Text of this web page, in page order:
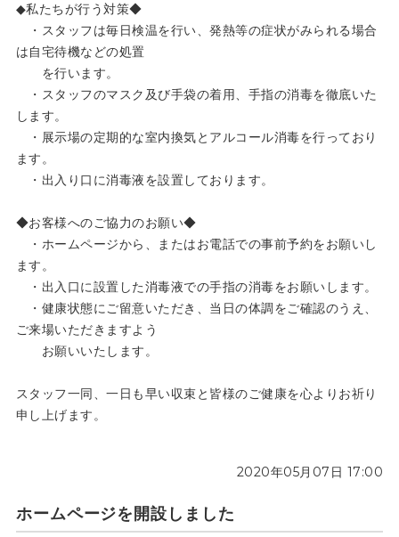
◆私たちが行う対策◆
・スタッフは毎日検温を行い、発熱等の症状がみられる場合
は自宅待機などの処置
を行います。
・スタッフのマスク及び手袋の着用、手指の消毒を徹底いた
します。
・展示場の定期的な室内換気とアルコール消毒を行っており
ます。
・出入り口に消毒液を設置しております。
◆お客様へのご協力のお願い◆
・ホームページから、またはお電話での事前予約をお願いし
ます。
・出入口に設置した消毒液での手指の消毒をお願いします。
・健康状態にご留意いただき、当日の体調をご確認のうえ、
ご来場いただきますよう
お願いいたします。
スタッフ一同、一日も早い収束と皆様のご健康を心よりお祈り
申し上げます。
2020年05月07日 17:00
ホームページを開設しました